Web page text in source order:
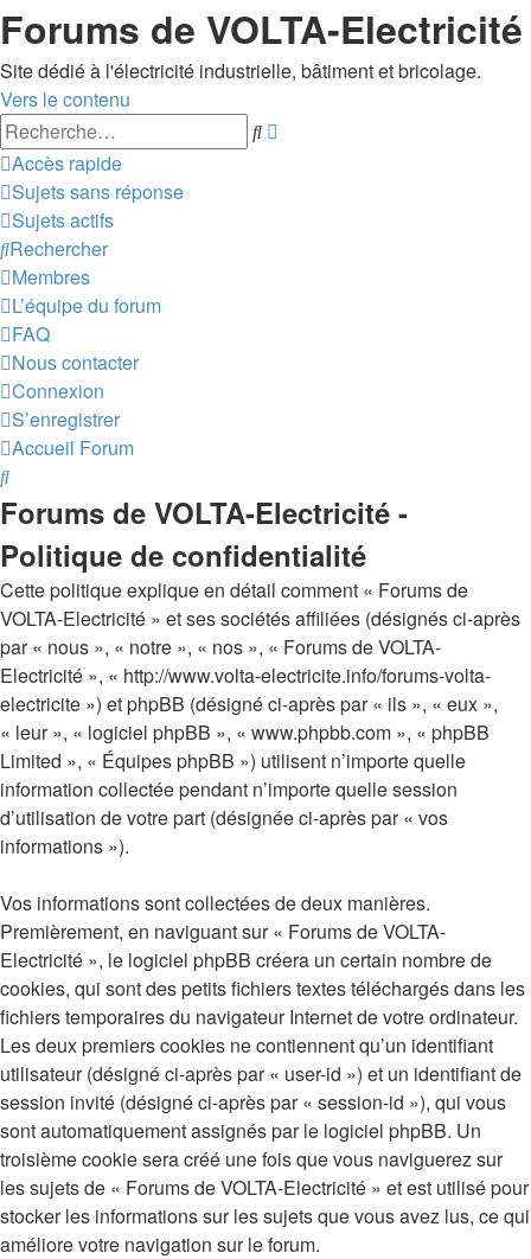
Forums de VOLTA-Electricité
Site dédié à l'électricité industrielle, bâtiment et bricolage.
Vers le contenu
Rechercher
Accès rapide
Sujets sans réponse
Sujets actifs
Rechercher
Membres
L’équipe du forum
FAQ
Nous contacter
Connexion
S’enregistrer
Accueil Forum
Rechercher
Forums de VOLTA-Electricité -
Politique de confidentialité
Cette politique explique en détail comment « Forums de
VOLTA-Electricité » et ses sociétés affiliées (désignés ci-après
par « nous », « notre », « nos », « Forums de VOLTA-
Electricité », « http://www.volta-electricite.info/forums-volta-
electricite ») et phpBB (désigné ci-après par « ils », « eux »,
« leur », « logiciel phpBB », « www.phpbb.com », « phpBB
Limited », « Équipes phpBB ») utilisent n’importe quelle
information collectée pendant n’importe quelle session
d’utilisation de votre part (désignée ci-après par « vos
informations »).
Vos informations sont collectées de deux manières.
Premièrement, en naviguant sur « Forums de VOLTA-
Electricité », le logiciel phpBB créera un certain nombre de
cookies, qui sont des petits fichiers textes téléchargés dans les
fichiers temporaires du navigateur Internet de votre ordinateur.
Les deux premiers cookies ne contiennent qu’un identifiant
utilisateur (désigné ci-après par « user-id ») et un identifiant de
session invité (désigné ci-après par « session-id »), qui vous
sont automatiquement assignés par le logiciel phpBB. Un
troisième cookie sera créé une fois que vous naviguerez sur
les sujets de « Forums de VOLTA-Electricité » et est utilisé pour
stocker les informations sur les sujets que vous avez lus, ce qui
améliore votre navigation sur le forum.